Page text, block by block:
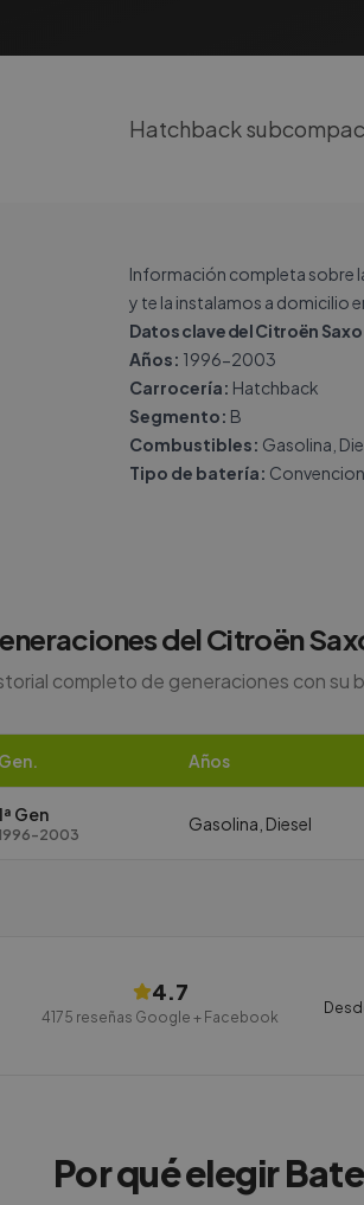
Hatchback
Información completa sobre
y te la instalamos a domicilio
Datos clave del Citroën Saxo
Años: 1996-2003
Carrocería: Hatchback
Segmento: B
Combustibles: Gasolina,
Tipo de batería:
delCitroën
completo de generaciones con su
Gen. Años
Gen
2003
Gasolina, Diesel
4.7
4175 reseñas Google + Facebook
Por qué elegir